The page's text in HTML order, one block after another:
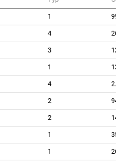
1
4
3
1
4
2
2
1
1